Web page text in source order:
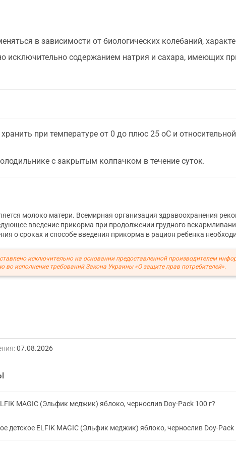
в зависимости от биологических колебаний,
исключительно содержанием натрия и сахара, имеющих
при температуре от 0 до плюс 25 оС и
с закрытым колпачком в течение суток.
молоко матери. Всемирная организация здравоохранения
введение прикорма при продолжении грудного
о сроках и способе введения прикорма в рацион ребенка
исключительно на основании предоставленной производителем
во исполнение требований Закона Украины «О защите прав потребителей».
07.08.2026
MAGIC (Эльфик меджик) яблоко, чернослив Doy-Pack 100 г?
детское ELFIK MAGIC (Эльфик меджик) яблоко, чернослив Doy-Pack